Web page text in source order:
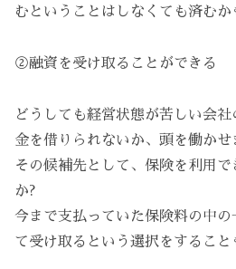
むということはしなくても済むか
②融資を受け取ることができる
どうしても経営状態が苦しい会
金を借りられないか、頭を働かせ
その候補先として、保険を利用
か?
今まで支払っていた保険料の中
て受け取るという選択をすること